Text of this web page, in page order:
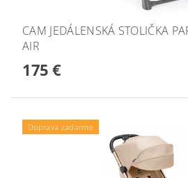
CAM JEDÁLENSKÁ STOLIČKA
AIR
175 €
Doprava zadarmo